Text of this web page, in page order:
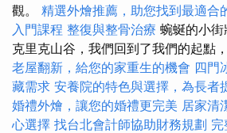
觀。 精選外燴推薦，助您找到最適合
入門課程 整復與整骨治療 蜿蜒的小
克里克山谷，我們回到了我們的起點
老屋翻新，給您的家重生的機會 四門
藏需求 安養院的特色與選擇，為長者
婚禮外燴，讓您的婚禮更完美 居家清
心選擇 找台北會計師協助財務規劃 完